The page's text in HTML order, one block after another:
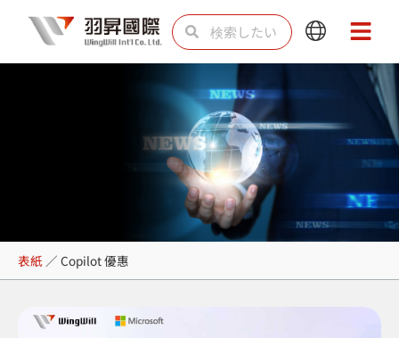
を
検
索 索
Main
Menu
Main
Menu
Copilot 優惠
表紙 ／ Copilot 優惠